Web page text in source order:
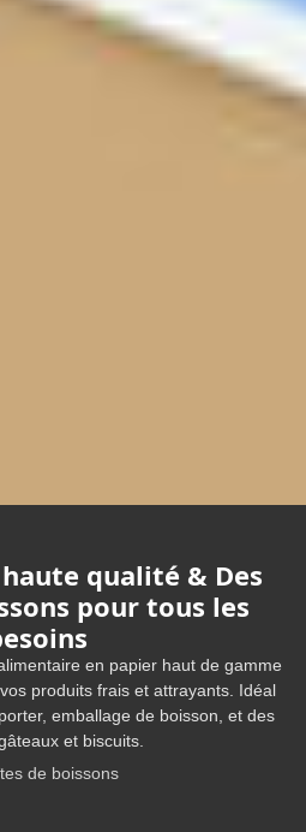
qualité & Des
pour tous les
en papier haut de gamme
produits frais et attrayants. Idéal
emballage de boisson, et des
et biscuits.
de boissons